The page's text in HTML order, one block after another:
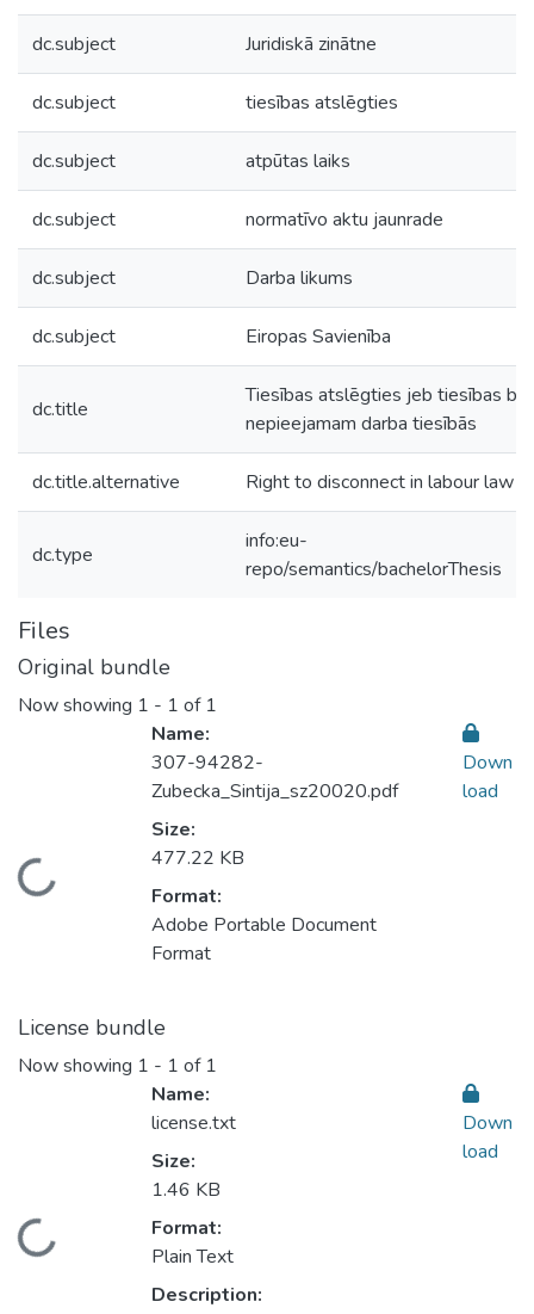
dc.subject Juridiskā zinātne
dc.subject tiesības atslēgties
dc.subject atpūtas laiks
dc.subject normatīvo aktu jaunrade
dc.subject Darba likums
dc.subject Eiropas Savienība
dc.title
Tiesības atslēgties jeb tiesības būt
nepieejamam darba tiesībās
dc.title.alternative Right to disconnect in labour law
dc.type
info:eu-
repo/semantics/bachelorThesis
Files
Original bundle
Now showing 1 - 1 of 1
Loading...
Name:
307-94282-
Zubecka_Sintija_sz20020.pdf
Size:
477.22 KB
Format:
Adobe Portable Document
Format
Down
load
License bundle
Now showing 1 - 1 of 1
Loading...
Name:
license.txt
Size:
1.46 KB
Format:
Plain Text
Description:
Down
load